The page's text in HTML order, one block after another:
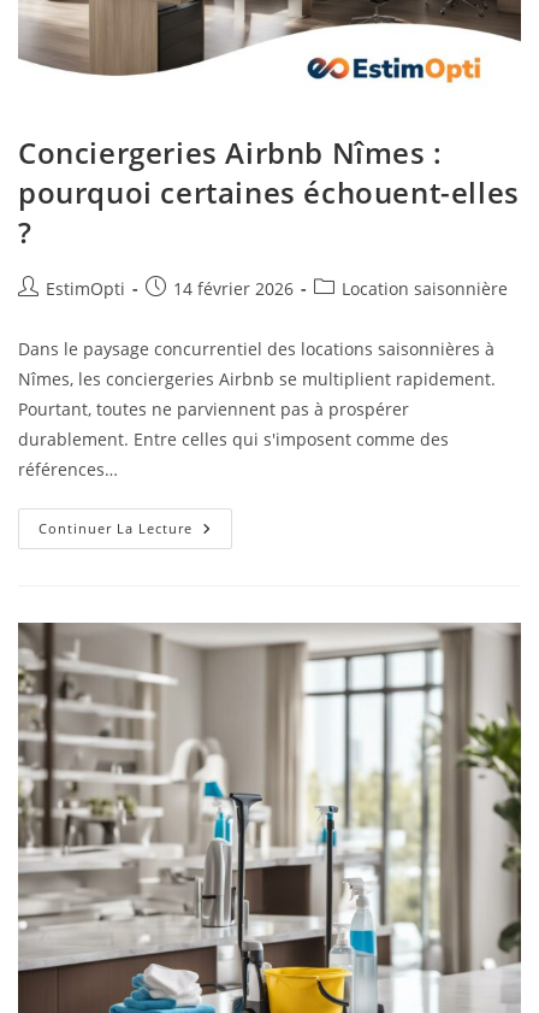
Conciergeries Airbnb Nîmes :
pourquoi certaines échouent-elles
?
EstimOpti 14 février 2026 Location saisonnière
Dans le paysage concurrentiel des locations saisonnières à
Nîmes, les conciergeries Airbnb se multiplient rapidement.
Pourtant, toutes ne parviennent pas à prospérer
durablement. Entre celles qui s'imposent comme des
références…
Continuer La Lecture